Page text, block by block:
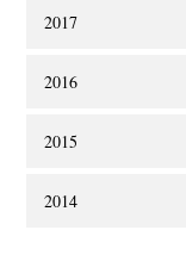
2017
2016
2015
2014